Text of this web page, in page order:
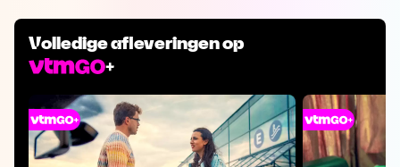
Volledige afleveringen op